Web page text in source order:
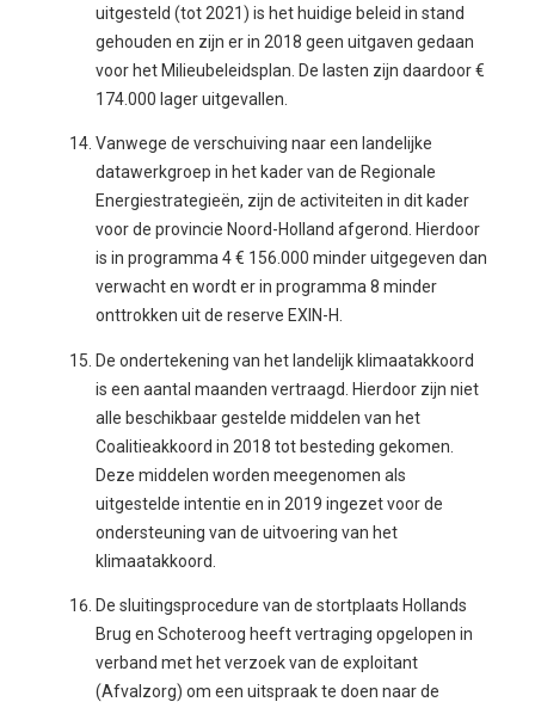
uitgesteld (tot 2021) is het huidige beleid in stand
gehouden en zijn er in 2018 geen uitgaven gedaan
voor het Milieubeleidsplan. De lasten zijn daardoor €
174.000 lager uitgevallen.
Vanwege de verschuiving naar een landelijke
datawerkgroep in het kader van de Regionale
Energiestrategieën, zijn de activiteiten in dit kader
voor de provincie Noord-Holland afgerond. Hierdoor
is in programma 4 € 156.000 minder uitgegeven dan
verwacht en wordt er in programma 8 minder
onttrokken uit de reserve EXIN-H.
De ondertekening van het landelijk klimaatakkoord
is een aantal maanden vertraagd. Hierdoor zijn niet
alle beschikbaar gestelde middelen van het
Coalitieakkoord in 2018 tot besteding gekomen.
Deze middelen worden meegenomen als
uitgestelde intentie en in 2019 ingezet voor de
ondersteuning van de uitvoering van het
klimaatakkoord.
De sluitingsprocedure van de stortplaats Hollands
Brug en Schoteroog heeft vertraging opgelopen in
verband met het verzoek van de exploitant
(Afvalzorg) om een uitspraak te doen naar de